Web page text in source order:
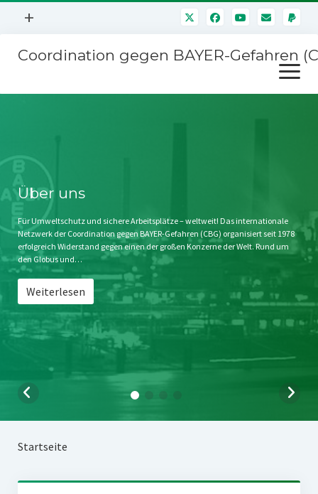
Menü
+
Mitmachen
Kontakt
Impressum
Störfälle
Coordination gegen BAYER-Gefahren
Menü
öffnen
Stichwort BAYER
Jahrestagung
SPENDEN
Über uns
Für Umweltschutz und sichere Arbeitsplätze – weltweit! Das internationale
Netzwerk der Coordination gegen BAYER-Gefahren (CBG) organisiert seit 1978
erfolgreich Widerstand gegen einen der großen Konzerne der Welt. Rund um
den Globus und…
Weiterlesen
Startseite